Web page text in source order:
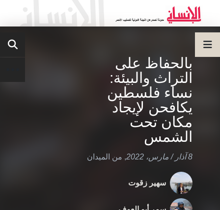
بالحفاظ على
التراث والبيئة:
نساء فلسطين
يكافحن لإيجاد
مكان تحت
الشمس
8 آذار / مارس، 2022 , من الميدان
سهير زقوت